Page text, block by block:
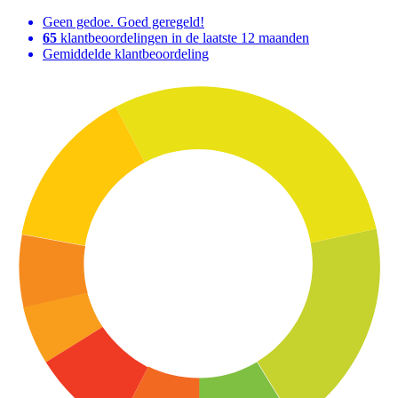
Geen gedoe. Goed geregeld!
65 klantbeoordelingen in de laatste 12 maanden
Gemiddelde klantbeoordeling